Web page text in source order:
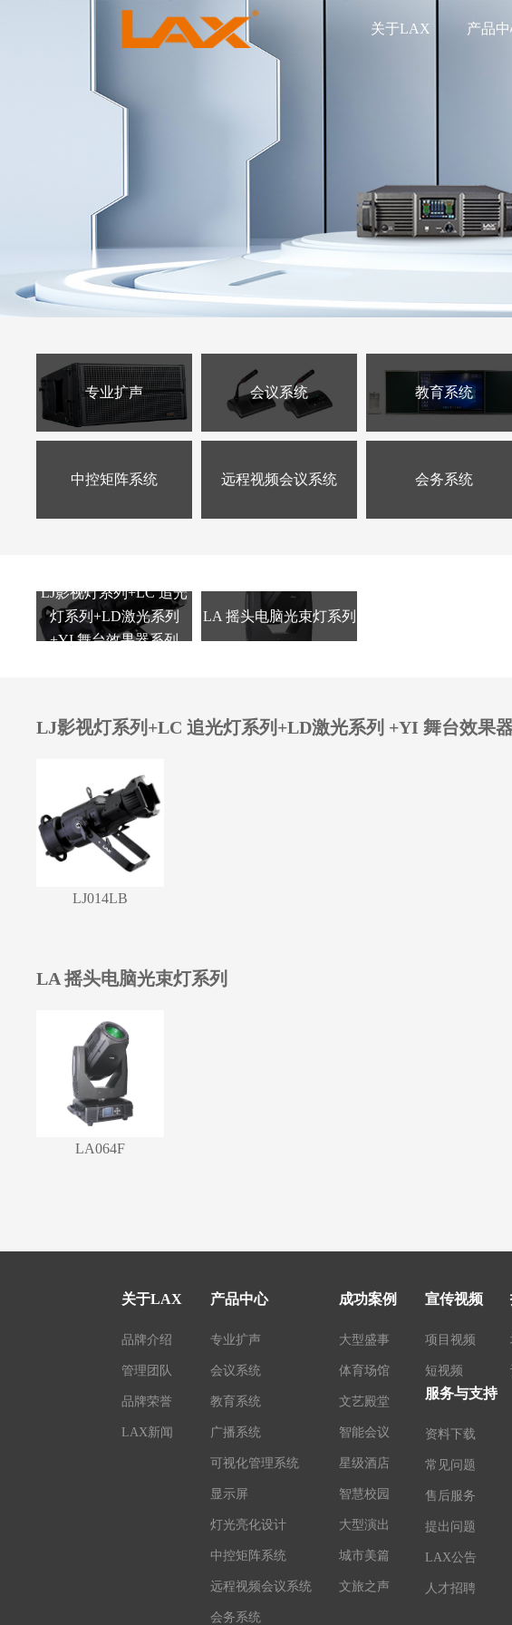
关于LAX 产品
专业扩声 会议系统 教育系统
中控矩阵系统 远程视频会议系统 会务系统
LJ影视灯系列+LC 追光
灯系列+LD激光系列
+YI 舞台效果器系列
LA 摇头电脑光束灯系列
LJ影视灯系列+LC 追光灯系列+LD激光系列 +YI 舞台效果
LJ014LB
LA 摇头电脑光束灯系列
LA064F
关于LAX
品牌介绍
管理团队
品牌荣誉
LAX新闻
产品中心
专业扩声
会议系统
教育系统
广播系统
可视化管理系统
显示屏
灯光亮化设计
中控矩阵系统
远程视频会议系统
会务系统
成功案例
大型盛事
体育场馆
文艺殿堂
智能会议
星级酒店
智慧校园
大型演出
城市美篇
文旅之声
宣传视频
项目视频
短视频
服务与支持
资料下载
常见问题
售后服务
提出问题
LAX公告
人才招聘